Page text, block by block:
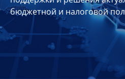
Планы
отчеты
Контакты
бюджетной и налоговой